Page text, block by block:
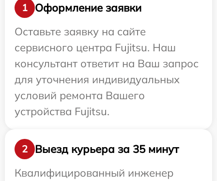
1
Оформление заявки
Оставьте заявку на сайте
сервисного центра Fujitsu. Наш
консультант ответит на Ваш запрос
для уточнения индивидуальных
условий ремонта Вашего
устройства Fujitsu.
2
Выезд курьера за 35 минут
Квалифицированный инженер